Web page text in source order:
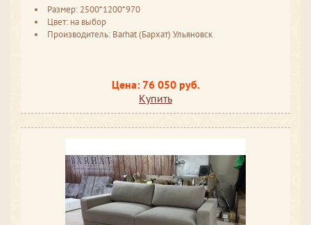
Размер: 2500*1200*970
Цвет: на выбор
Производитель: Barhat (Бархат) Ульяновск
Цена: 76 050 руб.
Купить